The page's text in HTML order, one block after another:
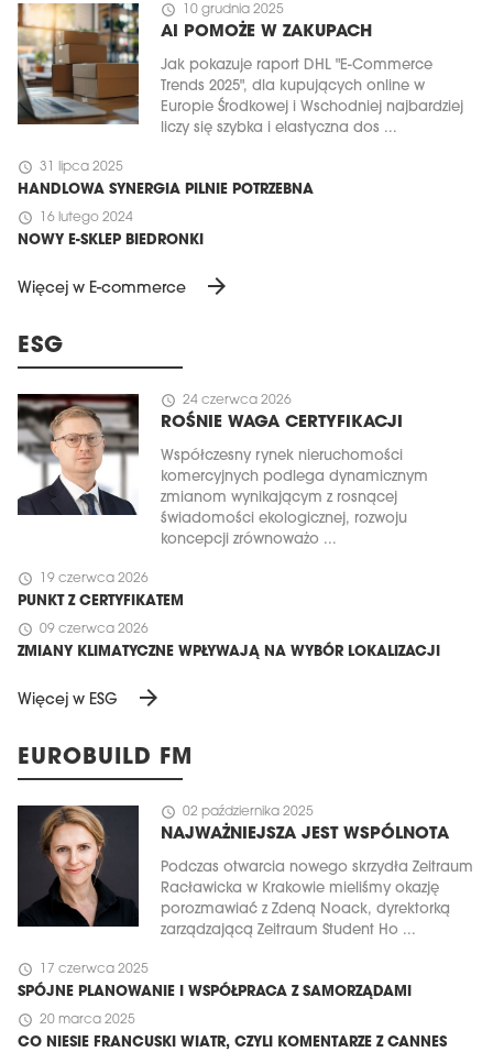
schedule 10 grudnia 2025
AI POMOŻE W ZAKUPACH
Jak pokazuje raport DHL "E-Commerce
Trends 2025", dla kupujących online w
Europie Środkowej i Wschodniej najbardziej
liczy się szybka i elastyczna dos ...
schedule 31 lipca 2025
HANDLOWA SYNERGIA PILNIE POTRZEBNA
schedule 16 lutego 2024
NOWY E-SKLEP BIEDRONKI
Więcej w E-commerce arrow_forward
ESG
schedule 24 czerwca 2026
ROŚNIE WAGA CERTYFIKACJI
Współczesny rynek nieruchomości
komercyjnych podlega dynamicznym
zmianom wynikającym z rosnącej
świadomości ekologicznej, rozwoju
koncepcji zrównoważo ...
schedule 19 czerwca 2026
PUNKT Z CERTYFIKATEM
schedule 09 czerwca 2026
ZMIANY KLIMATYCZNE WPŁYWAJĄ NA WYBÓR LOKALIZACJI
Więcej w ESG arrow_forward
EUROBUILD FM
schedule 02 października 2025
NAJWAŻNIEJSZA JEST WSPÓLNOTA
Podczas otwarcia nowego skrzydła Zeitraum
Racławicka w Krakowie mieliśmy okazję
porozmawiać z Zdeną Noack, dyrektorką
zarządzającą Zeitraum Student Ho ...
schedule 17 czerwca 2025
SPÓJNE PLANOWANIE I WSPÓŁPRACA Z SAMORZĄDAMI
schedule 20 marca 2025
CO NIESIE FRANCUSKI WIATR, CZYLI KOMENTARZE Z CANNES